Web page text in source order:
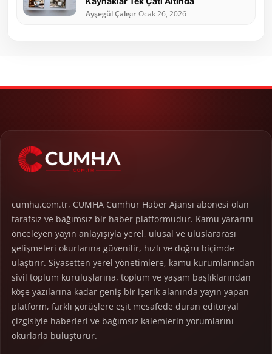
Ayşegül Çalışır Ocak 26, 2026
cumha.com.tr, CUMHA Cumhur Haber Ajansı abonesi olan
tarafsız ve bağımsız bir haber platformudur. Kamu yararını
önceleyen yayın anlayışıyla yerel, ulusal ve uluslararası
gelişmeleri okurlarına güvenilir, hızlı ve doğru biçimde
ulaştırır. Siyasetten yerel yönetimlere, kamu kurumlarından
sivil toplum kuruluşlarına, toplum ve yaşam başlıklarından
köşe yazılarına kadar geniş bir içerik alanında yayın yapan
platform, farklı görüşlere eşit mesafede duran editoryal
çizgisiyle haberleri ve bağımsız kalemlerin yorumlarını
okurlarla buluşturur.